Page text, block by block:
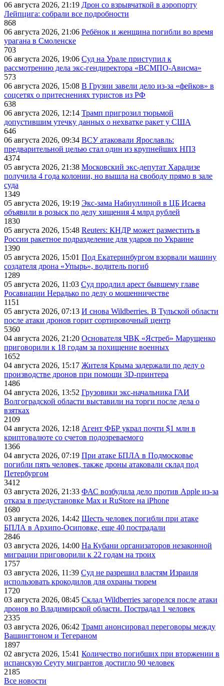
06 августа 2026, 21:19 Дрон со взрывчаткой в аэропорту
Лейпцига: собрали все подробности
868
06 августа 2026, 21:06 Ребёнок и женщина погибли во время
урагана в Смоленске
703
06 августа 2026, 19:06 Суд на Урале приступил к
рассмотрению дела экс-гендиректора «ВСМПО-Ависма»
573
06 августа 2026, 15:08 В Грузии завели дело из-за «фейков» в
соцсетях о притеснениях туристов из РФ
638
06 августа 2026, 12:14 Трамп пригрозил тюрьмой
допустившим утечку данных о нехватке ракет у США
646
06 августа 2026, 09:34 ВСУ атаковали Ярославль:
предварительной целью стал один из крупнейших НПЗ
4374
05 августа 2026, 21:38 Московский экс-депутат Харадизе
получила 4 года колонии, но вышла на свободу прямо в зале
суда
1349
05 августа 2026, 19:19 Экс-зама Набиуллиной в ЦБ Исаева
объявили в розыск по делу хищения 4 млрд рублей
1830
05 августа 2026, 15:48 Reuters: КНДР может разместить в
России ракетное подразделение для ударов по Украине
1390
05 августа 2026, 15:01 Под Екатеринбургом взорвали машину
создателя дрона «Упырь», водитель погиб
1289
05 августа 2026, 11:03 Суд продлил арест бывшему главе
Росавиации Нерадько по делу о мошенничестве
1151
05 августа 2026, 07:13 И снова Wildberries. В Тульской области
после атаки дронов горит сортировочный центр
5360
04 августа 2026, 21:20 Основателя ЧВК «Ястреб» Марущенко
приговорили к 18 годам за похищение военных
1652
04 августа 2026, 15:17 Жителя Крыма задержали по делу о
производстве дронов при помощи 3D‑принтера
1486
04 августа 2026, 13:52 Грузовики экс-начальника ГАИ
Волгоградской области выставили на торги после дела о
взятках
2109
04 августа 2026, 12:18 Агент ФБР украл почти $1 млн в
криптовалюте со счетов подозреваемого
1366
04 августа 2026, 07:19 При атаке БПЛА в Подмосковье
погибли пять человек, также дроны атаковали склад под
Петербургом
3412
03 августа 2026, 21:33 ФАС возбудила дело против Apple из-за
отказа в предустановке Max и RuStore на iPhone
1680
03 августа 2026, 14:42 Шесть человек погибли при атаке
БПЛА в Архипо-Осиповке, еще 40 пострадали
2846
03 августа 2026, 14:00 На Кубани организаторов незаконной
миграции приговорили к 22 годам на троих
1757
03 августа 2026, 11:39 Суд не разрешил властям Израиля
использовать крокодилов для охраны тюрем
1720
03 августа 2026, 08:45 Склад Wildberries загорелся после атаки
дронов во Владимирской области. Пострадал 1 человек
2335
03 августа 2026, 06:42 Трамп анонсировал переговоры между
Вашингтоном и Тегераном
1897
02 августа 2026, 15:41 Количество погибших при вторжении в
испанскую Сеуту мигрантов достигло 90 человек
2185
Все новости